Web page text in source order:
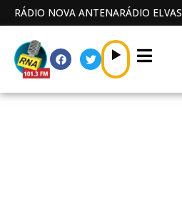
RÁDIO NOVA ANTENARÁDIO ELVAS